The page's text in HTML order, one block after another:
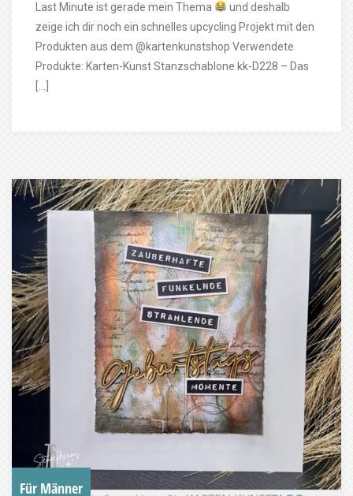
Last Minute ist gerade mein Thema
​ und deshalb
zeige ich dir noch ein schnelles upcycling Projekt mit den
Produkten aus dem @kartenkunstshop Verwendete
Produkte: Karten-Kunst Stanzschablone kk-D228 – Das
Für Männer